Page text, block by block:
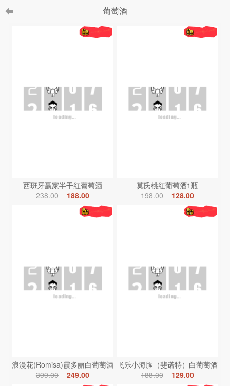
葡萄酒
西班牙赢家半干红葡萄酒
238.00
188.00
莫氏桃红葡萄酒1瓶
198.00
128.00
浪漫花(Romisa)霞多丽白葡萄酒
399.00
249.00
飞乐小海豚（斐诺特）白葡萄酒
188.00
129.00